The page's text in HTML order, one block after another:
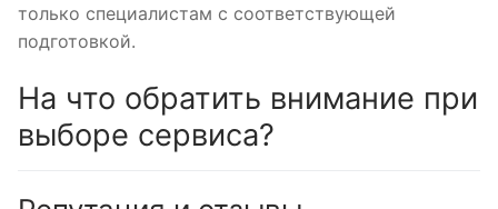
только специалистам с соответствующей
подготовкой.
На что обратить внимание при
выборе сервиса?